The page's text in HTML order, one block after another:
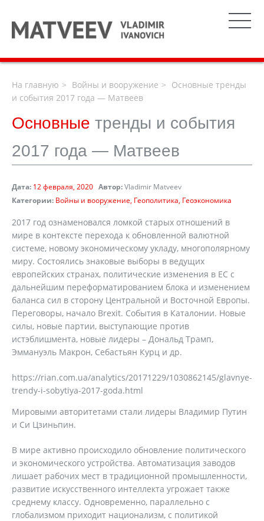
На главную Войны и вооружение
Основные тренды
и события 2017 года — Матвеев
Основные тренды и события
2017 года — Матвеев
Дата: 12 февраля, 2020 Автор:Vladimir Matveev
Категории: Войны и вооружение Геополитика Геоэкономика
2017 год ознаменовался ломкой старых отношений в
мире в контексте перехода к обновленной валютной
системе, новому экономическому укладу, многополярному
миру. Состоялись знаковые выборы в ведущих
европейских странах, политические изменения в ЕС с
дальнейшим переформатированием блока и изменением
баланса сил в сторону Центральной и Восточной Европы.
Переговоры, начало Brexit. События в Каталонии. Новые
силы, новые партии, выступающие против
истэблишмента, новые лидеры – Дональд Трамп,
Эммануэль Макрон, Себастьян Курц и др.
https://rian.com.ua/analytics/20171229/1030862145/glavnye-
trendy-i-sobytiya-2017-goda.html
Мировыми авторитетами стали лидеры Владимир Путин
и Си Цзиньпин.
В мире активно происходило обновление политического
и экономического устройства. Автоматизация заводов
лишает рабочих мест в традиционной промышленности,
развитие искусственного интеллекта угрожает также
среднему классу. Одновременно, параллельно с
глобализмом приходит национализм, с политикой